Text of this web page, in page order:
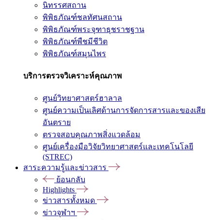
นิทรรศสถาน
พิพิธภัณฑ์ชลทัศนสถาน
พิพิธภัณฑ์พระจุฑาธุชราชฐาน
พิพิธภัณฑ์พืชมีชีวิต
พิพิธภัณฑ์สมุนไพร
บริการตรวจวิเคราะห์คุณภาพ
ศูนย์วิทยาศาสตร์ฮาลาล
ศูนย์ความเป็นเลิศด้านการจัดการสารและของเสีย
อันตราย
ตรวจสอบคุณภาพสิ่งแวดล้อม
ศูนย์เครื่องมือวิจัยวิทยาศาสตร์และเทคโนโลยี
(STREC)
สาระความรู้และข่าวสาร
ย้อนกลับ
Highlights
ข่าวสารทั้งหมด
ข่าวจุฬาฯ